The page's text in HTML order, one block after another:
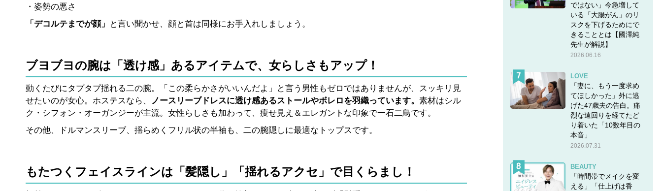
・姿勢の悪さ
「デコルテまでが顔」
と言い聞かせ、顔と首は同様にお手入れしましょう。
ブヨブヨの腕は「透け感」あるアイテムで、女らしさもアップ！
動くたびにタプタプ揺れる二の腕。「この柔らかさがいいんだよ」と言う男性もゼロではありませんが、スッキリ見
せたいのが女心。ホステスなら、 ノースリーブドレスに透け感あるストールやボレロを羽織っています。素材はシル
ク・シフォン・オーガンジーが主流。女性らしさも加わって、痩せ見え＆エレガントな印象で一石二鳥です。
その他、ドルマンスリーブ、揺らめくフリル状の半袖も、二の腕隠しに最適なトップスです。
もたつくフェイスラインは「髪隠し」「揺れるアクセ」で目くらまし！
ではない」今急増して
いる「大腸がん」のリ
スクを下げるためにで
きることとは【國澤純
先生が解説】
2026.06.16
LOVE
「妻に、もう一度求め
てほしかった」外に逃
げた47歳夫の告白。痛
烈な遠回りを経てたど
り着いた「10数年目の
本音」
2026.07.31
BEAUTY
「時間帯でメイクを変
える」「仕上げは香